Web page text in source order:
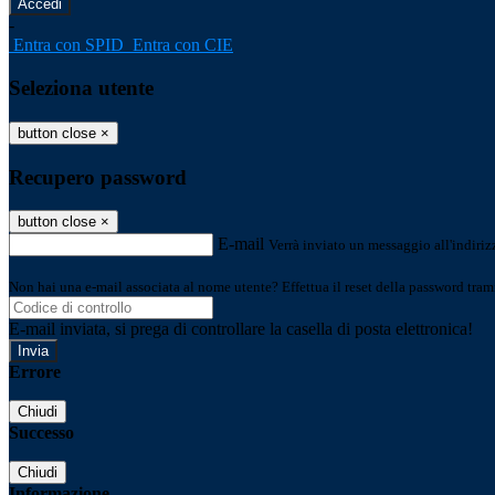
-
Entra con SPID Entra con CIE
Seleziona utente
button close ×
Recupero password
button close ×
E-mail Verrà inviato un messaggio
Non hai una e-mail associata al nome utente? Effettua il reset della password
E-mail inviata, si prega di controllare la casella di posta elettronica!
Errore
Chiudi
Successo
Chiudi